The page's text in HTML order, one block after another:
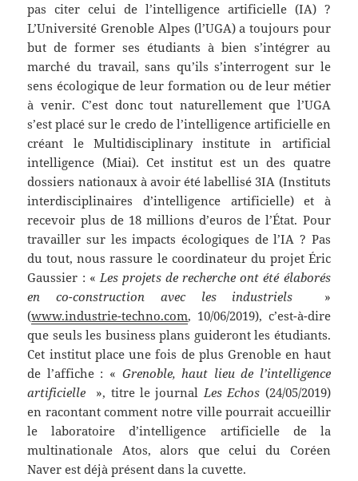
pas citer celui de l’intelligence artificielle (IA) ?
L’Université Grenoble Alpes (l’UGA) a toujours pour
but de former ses étudiants à bien s’intégrer au
marché du travail, sans qu’ils s’interrogent sur le
sens écologique de leur formation ou de leur métier
à venir. C’est donc tout naturellement que l’UGA
s’est placé sur le credo de l’intelligence artificielle en
créant le Multidisciplinary institute in artificial
intelligence (Miai). Cet institut est un des quatre
dossiers nationaux à avoir été labellisé 3IA (Instituts
interdisciplinaires d’intelligence artificielle) et à
recevoir plus de 18 millions d’euros de l’État. Pour
travailler sur les impacts écologiques de l’IA ? Pas
du tout, nous rassure le coordinateur du projet Éric
Gaussier : «Les projets de recherche ont été élaborés
en co-construction avec les industriels
»
(www.industrie-techno.com, 10/06/2019), c’est-à-dire
que seuls les business plans guideront les étudiants.
Cet institut place une fois de plus Grenoble en haut
de l’affiche : « Grenoble, haut lieu de l’intelligence
artificielle
», titre le journalLes Echos (24/05/2019)
en racontant comment notre ville pourrait accueillir
le laboratoire d’intelligence artificielle de la
multinationale Atos, alors que celui du Coréen
Naver est déjà présent dans la cuvette.